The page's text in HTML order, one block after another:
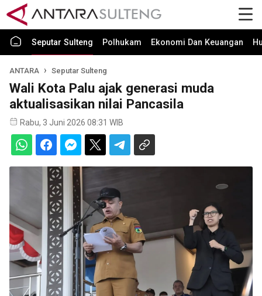
Seputar Sulteng Polhukam Ekonomi Dan Keuangan
ANTARA Seputar Sulteng
Wali Kota Palu ajak generasi muda
aktualisasikan nilai Pancasila
Rabu, 3 Juni 2026 08:31 WIB